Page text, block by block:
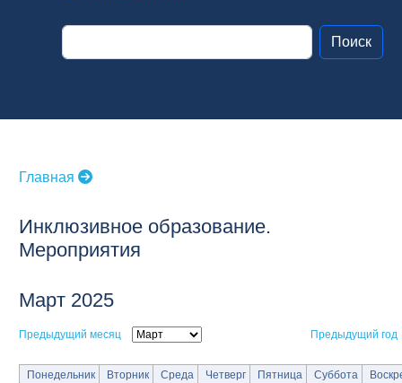
Главная
Инклюзивное образование.
Мероприятия
Март 2025
Предыдущий месяц Предыдущий год
Понедельник Вторник Среда Четверг Пятница Суббота